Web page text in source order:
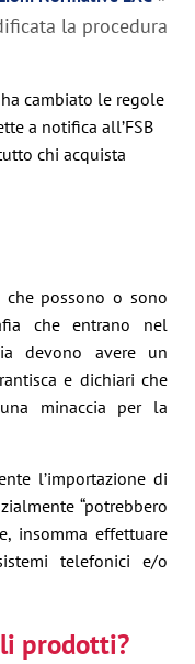
la procedura
cambiato le regole
a notifica all’FSB
chi acquista
possono o sono
che entrano nel
devono avere un
e dichiari che
minaccia per la
l’importazione di
“potrebbero
insomma effettuare
telefonici e/o
prodotti?